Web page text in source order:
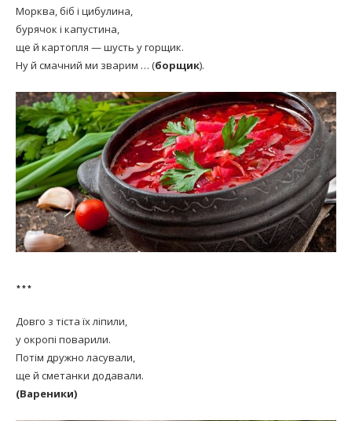
Морква, біб і цибулина,
бурячок і капустина,
ще й картопля — шусть у горщик.
Ну й смачний ми зварим … (борщик).
***
Довго з тіста їх ліпили,
у окропі поварили.
Потім дружно ласували,
ще й сметанки додавали.
(Вареники)